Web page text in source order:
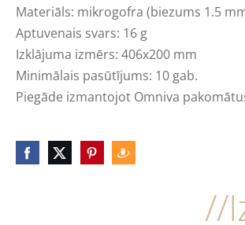
//
Materiāls: mikrogofra (biezums 1.5
Aptuvenais svars: 16 g
Izklājuma izmērs: 406x200 mm
Minimālais pasūtījums: 10 gab.
Piegāde izmantojot Omniva